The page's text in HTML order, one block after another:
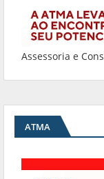
Assessoria e
ATMA